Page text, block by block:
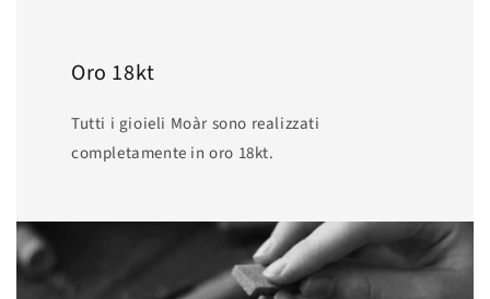
Oro 18kt
Tutti i gioieli Moàr sono realizzati
completamente in oro 18kt.